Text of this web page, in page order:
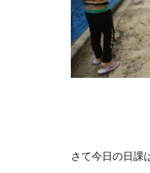
さて今日の日課